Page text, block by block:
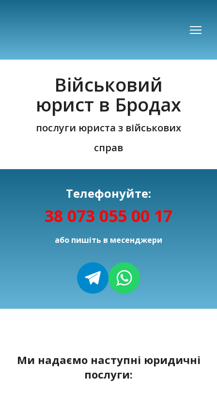
Військовий
юрист в Бродах
послуги юриста з військових
справ
Телефонуйте:
38 073 055 00 17
або пишіть в месенджери
Ми надаємо наступні юридичні
послуги: